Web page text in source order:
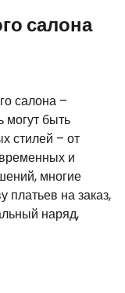
салона
салона –
могут быть
стилей – от
и
многие
платьев на заказ,
наряд,